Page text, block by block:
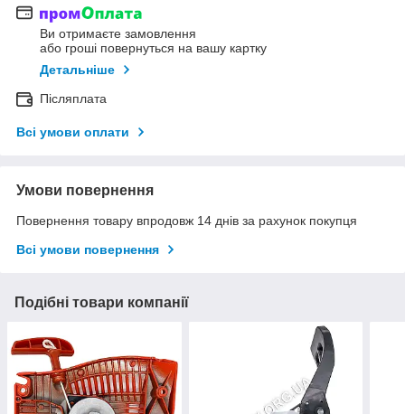
Ви отримаєте замовлення
або гроші повернуться на вашу картку
Детальніше
Післяплата
Всі умови оплати
Умови повернення
Повернення товару впродовж 14 днів за рахунок покупця
Всі умови повернення
Подібні товари компанії